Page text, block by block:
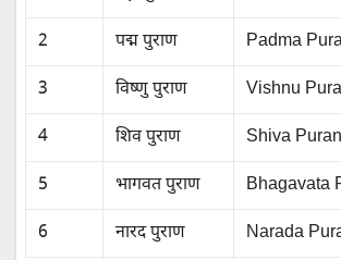
2 पद्म पुराण Padma
3 विष्णु पुराण Vishnu
4 शिव पुराण Shiva
5 भागवत पुराण Bhagavata
6 नारद पुराण Narada